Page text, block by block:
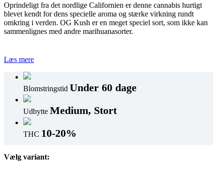
Oprindeligt fra det nordlige Californien er denne cannabis hurtigt
blevet kendt for dens specielle aroma og stærke virkning rundt
omkring i verden. OG Kush er en meget speciel sort, som ikke kan
sammenlignes med andre marihuanasorter.
Læs mere
Blomstringstid Under 60 dage
Udbytte Medium, Stort
THC 10-20%
Vælg variant: